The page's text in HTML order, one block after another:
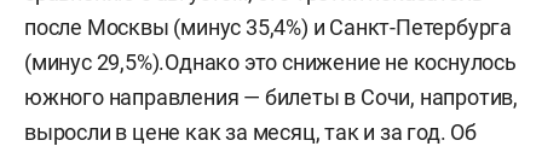
после Москвы (минус 35,4%) и Санкт-Петербурга
(минус 29,5%).Однако это снижение не коснулось
южного направления — билеты в Сочи, напротив,
выросли в цене как за месяц, так и за год. Об